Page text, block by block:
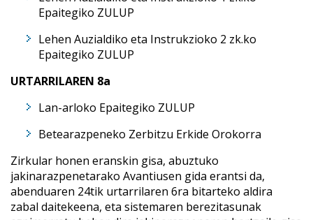
Epaitegiko ZULUP
Lehen Auzialdiko eta Instrukzioko 2 zk.ko
Epaitegiko ZULUP
URTARRILAREN 8a
Lan-arloko Epaitegiko ZULUP
Betearazpeneko Zerbitzu Erkide Orokorra
Zirkular honen eranskin gisa, abuztuko
jakinarazpenetarako Avantiusen gida erantsi da,
abenduaren 24tik urtarrilaren 6ra bitarteko aldira
zabal daitekeena, eta sistemaren berezitasunak